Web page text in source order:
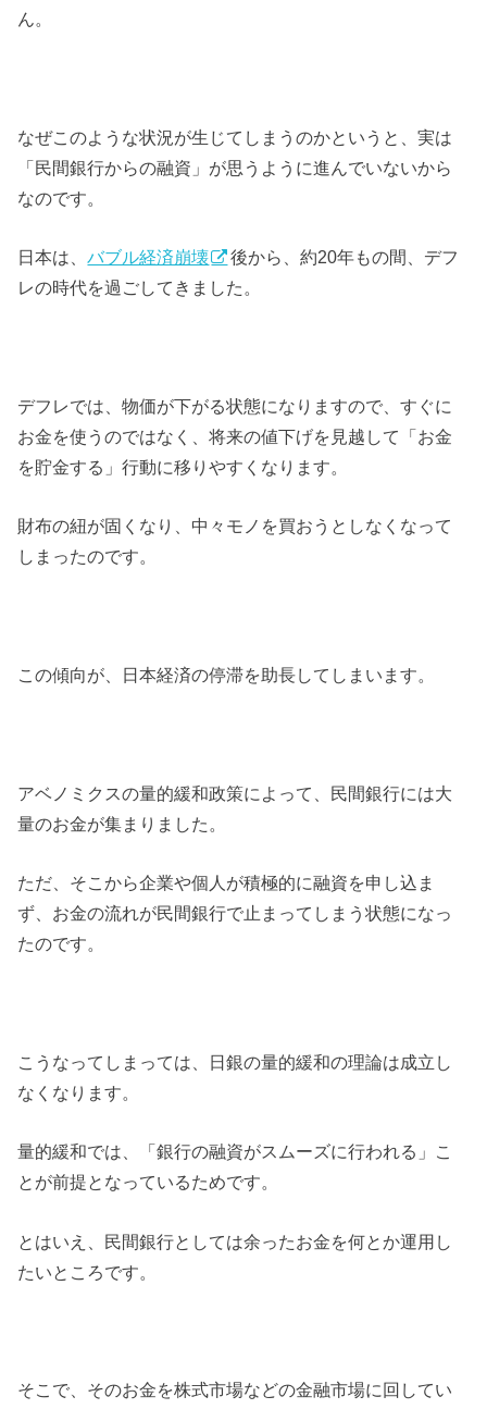
ん。
なぜこのような状況が生じてしまうのかというと、実は
「民間銀行からの融資」が思うように進んでいないから
なのです。
日本は、バブル経済崩壊
後から、約20年もの間、デフ
レの時代を過ごしてきました。
デフレでは、物価が下がる状態になりますので、すぐに
お金を使うのではなく、将来の値下げを見越して「お金
を貯金する」行動に移りやすくなります。
財布の紐が固くなり、中々モノを買おうとしなくなって
しまったのです。
この傾向が、日本経済の停滞を助長してしまいます。
アベノミクスの量的緩和政策によって、民間銀行には大
量のお金が集まりました。
ただ、そこから企業や個人が積極的に融資を申し込ま
ず、お金の流れが民間銀行で止まってしまう状態になっ
たのです。
こうなってしまっては、日銀の量的緩和の理論は成立し
なくなります。
量的緩和では、「銀行の融資がスムーズに行われる」こ
とが前提となっているためです。
とはいえ、民間銀行としては余ったお金を何とか運用し
たいところです。
そこで、そのお金を株式市場などの金融市場に回してい